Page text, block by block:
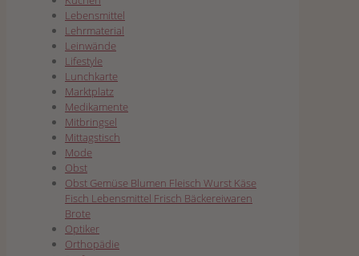
Lebensmittel
Lehrmaterial
Leinwände
Lifestyle
Lunchkarte
Marktplatz
Medikamente
Mitbringsel
Mittagstisch
Mode
Obst
Obst Gemüse Blumen Fleisch Wurst Käse
Fisch Lebensmittel Frisch Bäckereiwaren
Brote
Optiker
Orthopädie